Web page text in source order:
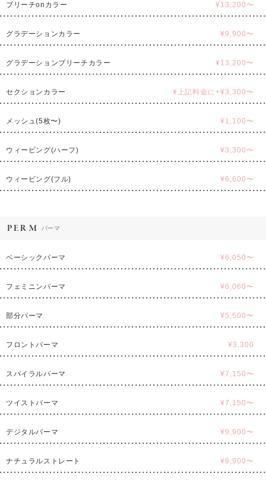
ブリーチonカラー ¥13,200〜
グラデーションカラー ¥9,900〜
グラデーションブリーチカラー ¥13,200〜
セクションカラー ¥上記料金に+¥3,300〜
メッシュ(5枚〜) ¥1,100〜
ウィービング(ハーフ) ¥3,300〜
ウィービング(フル) ¥6,600〜
PERM パーマ
ベーシックパーマ ¥6,050〜
フェミニンパーマ ¥6,060〜
部分パーマ ¥5,500〜
フロントパーマ ¥3,300
スパイラルパーマ ¥7,150〜
ツイストパーマ ¥7,150〜
デジタルパーマ ¥9,900〜
ナチュラルストレート ¥9,900〜